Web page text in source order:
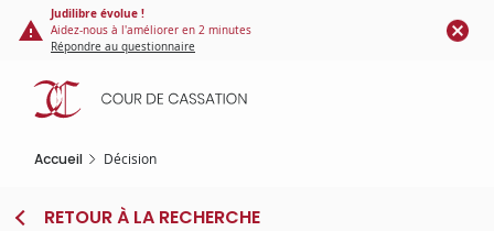
Panneau de gestion des cookies
contenu
principal
Judilibre évolue !
Aidez-nous à l'améliorer en 2 minutes
Répondre au questionnaire
Accueil Décision
RETOUR À LA RECHERCHE